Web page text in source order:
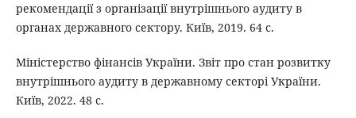
рекомендації з організації внутрішнього аудиту в
органах державного сектору. Київ, 2019. 64 с.
Міністерство фінансів України. Звіт про стан розвитку
внутрішнього аудиту в державному секторі України.
Київ, 2022. 48 с.